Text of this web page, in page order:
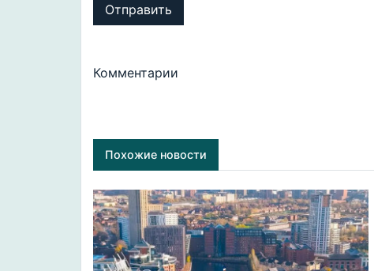
Отправить
Комментарии
Похожие новости